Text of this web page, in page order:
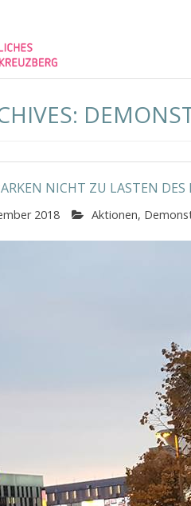
NICHT ZU LASTEN DES
2018 Aktionen,